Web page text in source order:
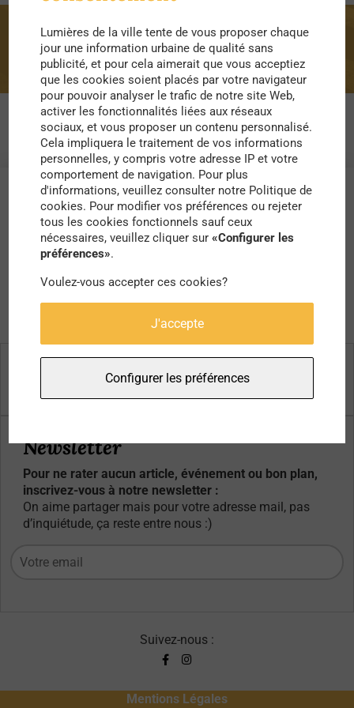
flèche
Newsletter
Pour ne rater aucun article, événement ou bon plan,
inscrivez-vous à notre newsletter :
On aime partager mais pour votre adresse mail, pas
d’inquiétude, ça reste entre nous :)
Suivez-nous :
Mentions Légales
Lumières de la ville tente de vous proposer chaque
jour une information urbaine de qualité sans
publicité, et pour cela aimerait que vous acceptiez
que les cookies soient placés par votre navigateur
pour pouvoir analyser le trafic de notre site Web,
activer les fonctionnalités liées aux réseaux
sociaux, et vous proposer un contenu personnalisé.
Cela impliquera le traitement de vos informations
personnelles, y compris votre adresse IP et votre
comportement de navigation. Pour plus
d'informations, veuillez consulter notre Politique de
cookies. Pour modifier vos préférences ou rejeter
tous les cookies fonctionnels sauf ceux
nécessaires, veuillez cliquer sur«Configurer les
préférences».
Voulez-vous accepter ces cookies?
J'accepte
Configurer les préférences